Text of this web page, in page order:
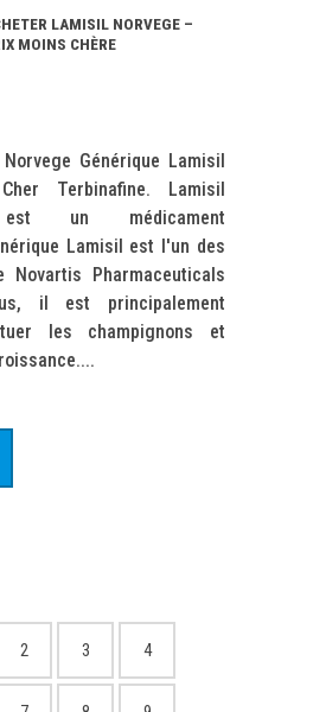
LAMISIL NORVEGE –
MOINS CHÈRE
Générique Lamisil
Terbinafine. Lamisil
est un médicament
Lamisil est l'un des
Novartis Pharmaceuticals
il est principalement
les champignons et
2 3 4